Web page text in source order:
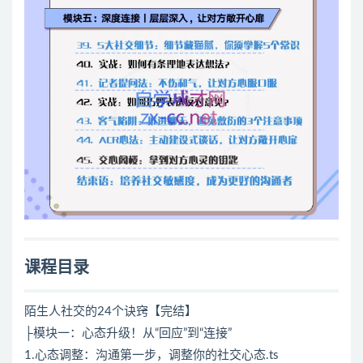
课程目录
陌生人社交的24个诀窍【完结】
├模块一：心态升级！从“回应”到“连接”
1.心态调整：沟通第一步，调整你的社交心态.ts